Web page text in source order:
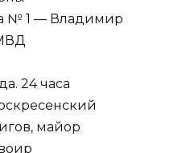
№ 1 — Владимир
24 часа
майор